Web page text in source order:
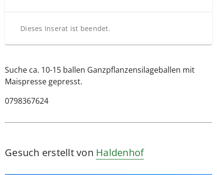
Dieses Inserat ist beendet.
Suche ca. 10-15 ballen Ganzpflanzensilageballen mit
Maispresse gepresst.
0798367624
Gesuch erstellt von Haldenhof